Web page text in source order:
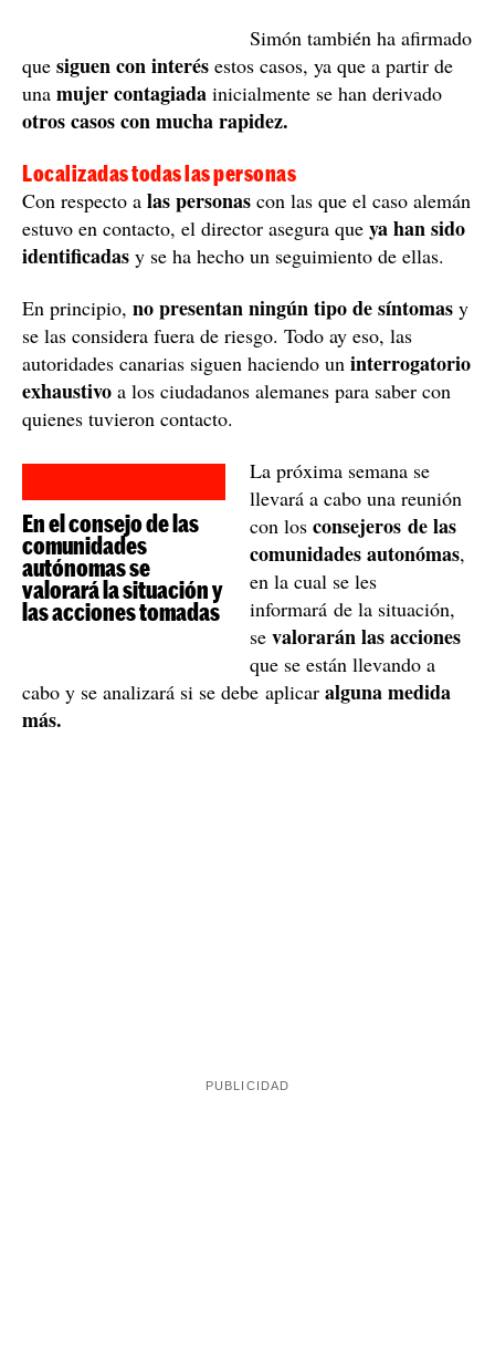
Simón también ha afirmado
que siguen con interés estos casos, ya que a partir de
una mujer contagiada inicialmente se han derivado
otros casos con mucha rapidez.
Localizadas todas las personas
Con respecto a las personas con las que el caso alemán
estuvo en contacto, el director asegura que ya han sido
identificadas y se ha hecho un seguimiento de ellas.
En principio, no presentan ningún tipo de síntomas y
se las considera fuera de riesgo. Todo ay eso, las
autoridades canarias siguen haciendo un interrogatorio
exhaustivo a los ciudadanos alemanes para saber con
quienes tuvieron contacto.
En el consejo de las
comunidades
autónomas se
valorará la situación y
las acciones tomadas
La próxima semana se
llevará a cabo una reunión
con los consejeros de las
comunidades autonómas,
en la cual se les
informará de la situación,
se valorarán las acciones
que se están llevando a
cabo y se analizará si se debe aplicar alguna medida
más.